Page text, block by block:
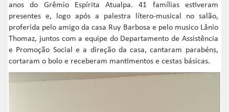
anos do Grêmio Espírita Atualpa. 41 famílias estiveram
presentes e, logo após a palestra lítero-musical no salão,
proferida pelo amigo da casa Ruy Barbosa e pelo musico Lânio
Thomaz, juntos com a equipe do Departamento de Assistência
e Promoção Social e a direção da casa, cantaram parabéns,
cortaram o bolo e receberam mantimentos e cestas básicas.